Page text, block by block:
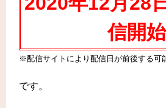
信開始
※配信サイトにより配信日が前後する可
です。